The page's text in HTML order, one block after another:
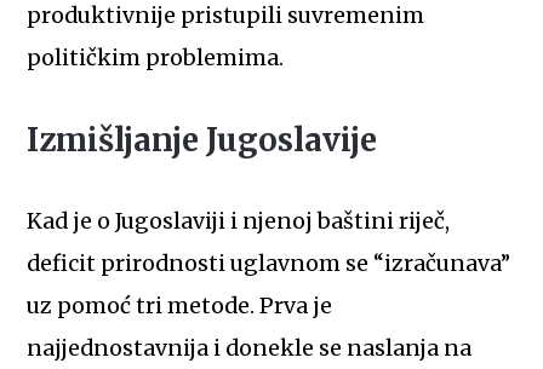
produktivnije pristupili suvremenim
političkim problemima.
Izmišljanje Jugoslavije
Kad je o Jugoslaviji i njenoj baštini riječ,
deficit prirodnosti uglavnom se “izračunava”
uz pomoć tri metode. Prva je
najjednostavnija i donekle se naslanja na